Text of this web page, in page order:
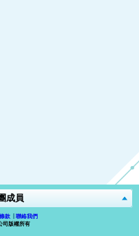
款
聯絡我們
司版權所有